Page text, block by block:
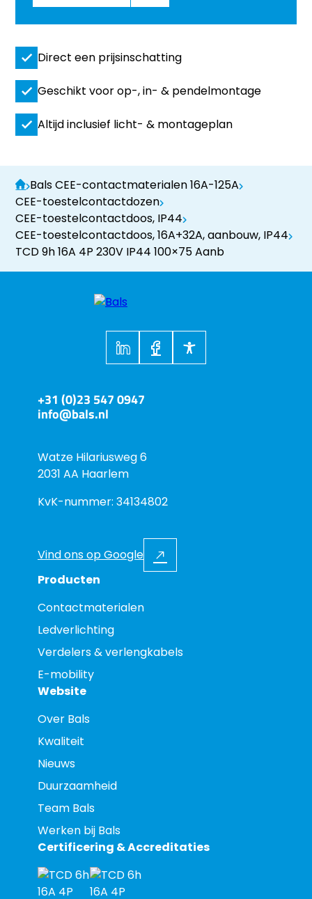
Direct een prijsinschatting
Geschikt voor op-, in- & pendelmontage
Altijd inclusief licht- & montageplan
Bals CEE-contactmaterialen 16A-125A
CEE-toestelcontactdozen
CEE-toestelcontactdoos, IP44
CEE-toestelcontactdoos, 16A+32A, aanbouw, IP44
TCD 9h 16A 4P 230V IP44 100×75 Aanb
+31 (0)23 547 0947
info@bals.nl
Watze Hilariusweg 6
2031 AA Haarlem
KvK-nummer: 34134802
Vind ons op Google
Producten
Contactmaterialen
Ledverlichting
Verdelers & verlengkabels
E-mobility
Website
Over Bals
Kwaliteit
Nieuws
Duurzaamheid
Team Bals
Werken bij Bals
Certificering & Accreditaties